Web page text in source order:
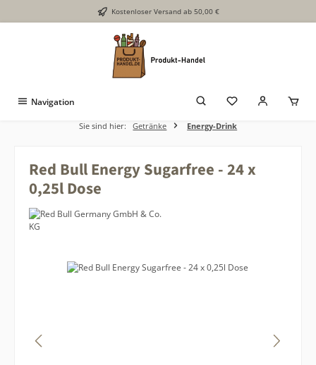
Zum Hauptinhalt springen Kostenloser Versand ab 50,00 €
Navigation
Sie sind hier: Getränke Energy-Drink
Red Bull Energy Sugarfree - 24 x
0,25l Dose
Bildergalerie überspringen